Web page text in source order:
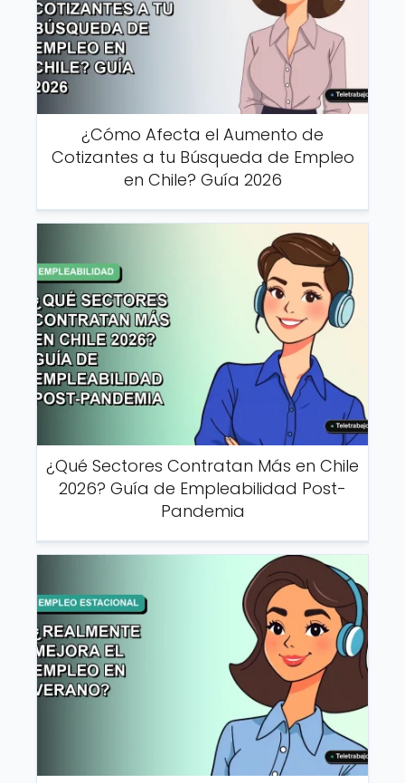
¿Cómo Afecta el Aumento de
Cotizantes a tu Búsqueda de Empleo
en Chile? Guía 2026
¿Qué Sectores Contratan Más en Chile
2026? Guía de Empleabilidad Post-
Pandemia